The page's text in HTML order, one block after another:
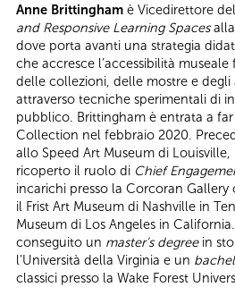
Anne Brittingham è Vicedirettore
and Responsive Learning Spacesalla
dove porta avanti una strategia
che accresce l’accessibilità
delle collezioni, delle mostre e degli
attraverso tecniche sperimentali di
pubblico. Brittingham è entrata a
Collection nel febbraio 2020.
allo Speed Art Museum di
ricoperto il ruolo di Chief
incarichi presso la Corcoran Gallery
il Frist Art Museum di Nashville in
Museum di Los Angeles in
conseguito un master’s degreein
l'Università della Virginia e un
classici presso la Wake Forest